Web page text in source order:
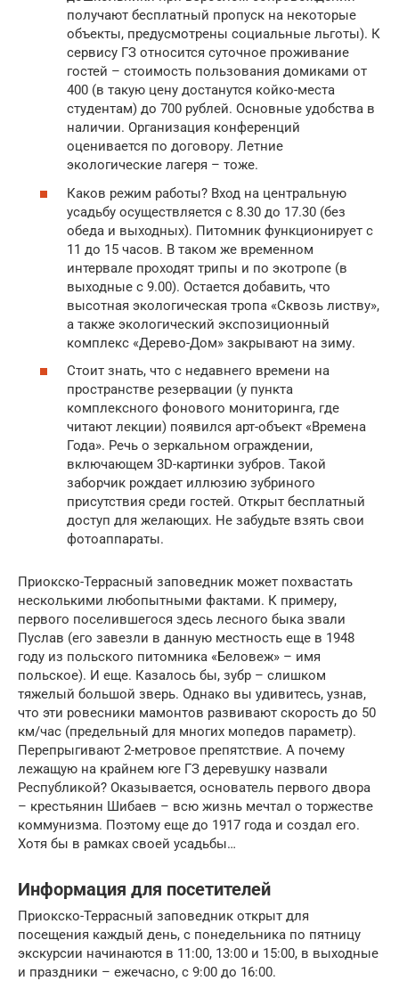
получают бесплатный пропуск на некоторые
объекты, предусмотрены социальные льготы). К
сервису ГЗ относится суточное проживание
гостей – стоимость пользования домиками от
400 (в такую цену достанутся койко-места
студентам) до 700 рублей. Основные удобства в
наличии. Организация конференций
оценивается по договору. Летние
экологические лагеря – тоже.
Каков режим работы? Вход на центральную
усадьбу осуществляется с 8.30 до 17.30 (без
обеда и выходных). Питомник функционирует с
11 до 15 часов. В таком же временном
интервале проходят трипы и по экотропе (в
выходные с 9.00). Остается добавить, что
высотная экологическая тропа «Сквозь листву»,
а также экологический экспозиционный
комплекс «Дерево-Дом» закрывают на зиму.
Стоит знать, что с недавнего времени на
пространстве резервации (у пункта
комплексного фонового мониторинга, где
читают лекции) появился арт-объект «Времена
Года». Речь о зеркальном ограждении,
включающем 3D-картинки зубров. Такой
заборчик рождает иллюзию зубриного
присутствия среди гостей. Открыт бесплатный
доступ для желающих. Не забудьте взять свои
фотоаппараты.
Приокско-Террасный заповедник может похвастать
несколькими любопытными фактами. К примеру,
первого поселившегося здесь лесного быка звали
Пуслав (его завезли в данную местность еще в 1948
году из польского питомника «Беловеж» – имя
польское). И еще. Казалось бы, зубр – слишком
тяжелый большой зверь. Однако вы удивитесь, узнав,
что эти ровесники мамонтов развивают скорость до 50
км/час (предельный для многих мопедов параметр).
Перепрыгивают 2-метровое препятствие. А почему
лежащую на крайнем юге ГЗ деревушку назвали
Республикой? Оказывается, основатель первого двора
– крестьянин Шибаев – всю жизнь мечтал о торжестве
коммунизма. Поэтому еще до 1917 года и создал его.
Хотя бы в рамках своей усадьбы…
Информация для посетителей
Приокско-Террасный заповедник открыт для
посещения каждый день, с понедельника по пятницу
экскурсии начинаются в 11:00, 13:00 и 15:00, в выходные
и праздники – ежечасно, с 9:00 до 16:00.